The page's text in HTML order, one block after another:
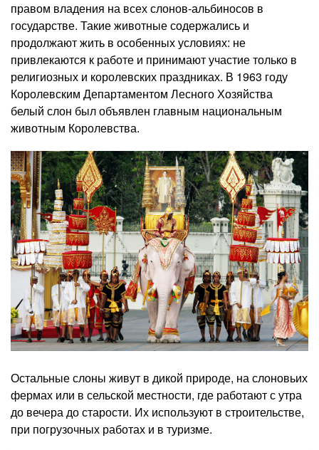
правом владения на всех слонов-альбиносов в
государстве. Такие животные содержались и
продолжают жить в особенных условиях: не
привлекаются к работе и принимают участие только в
религиозных и королевских праздниках. В 1963 году
Королевским Департаментом Лесного Хозяйства
белый слон был объявлен главным национальным
животным Королевства.
Остальные слоны живут в дикой природе, на слоновьих
фермах или в сельской местности, где работают с утра
до вечера до старости. Их используют в строительстве,
при погрузочных работах и в туризме.